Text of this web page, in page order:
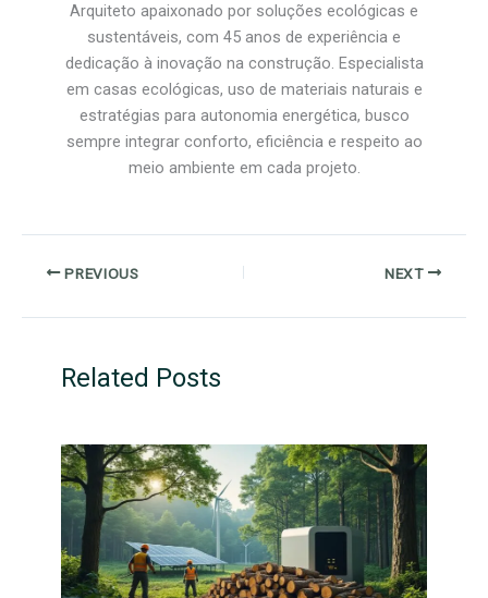
Arquiteto apaixonado por soluções ecológicas e
sustentáveis, com 45 anos de experiência e
dedicação à inovação na construção. Especialista
em casas ecológicas, uso de materiais naturais e
estratégias para autonomia energética, busco
sempre integrar conforto, eficiência e respeito ao
meio ambiente em cada projeto.
PREVIOUS NEXT
Related Posts